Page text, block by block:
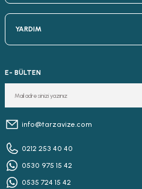
YARDIM
E- BÜLTEN
info@tarzavize.com
0212 253 40 40
0530 975 15 42
0535 724 15 42